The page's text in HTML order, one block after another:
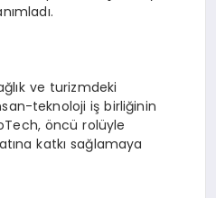
ve turizmdeki
teknoloji iş birliğinin
öncü rolüyle
katkı sağlamaya